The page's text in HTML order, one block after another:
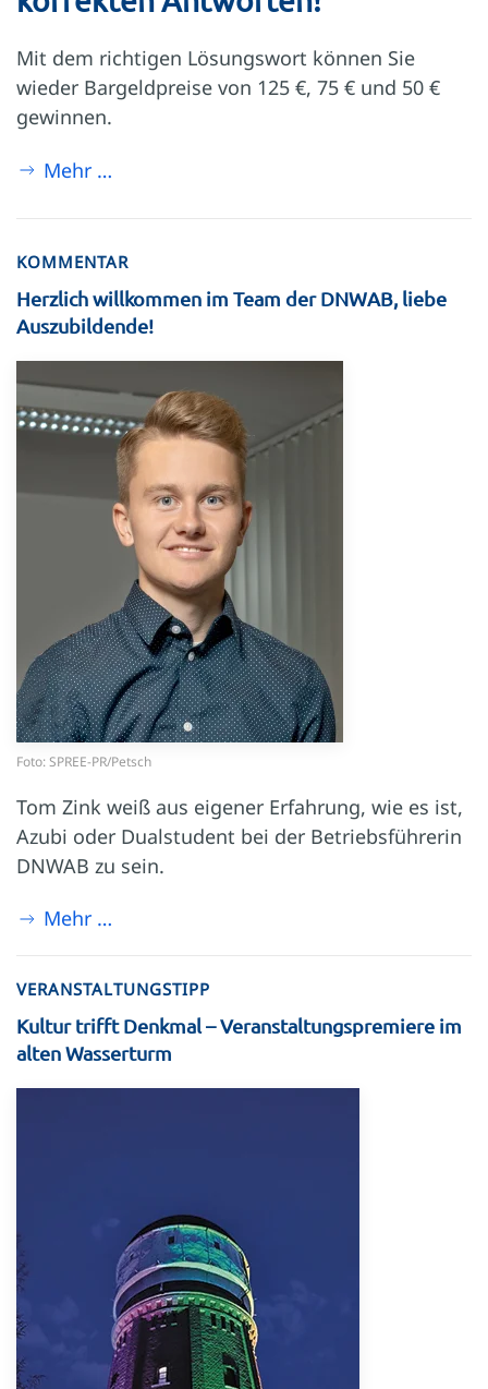
Mit dem richtigen Lösungswort können Sie
wieder Bargeldpreise von 125 €, 75 € und 50 €
gewinnen.
Mehr …
KOMMENTAR
Herzlich willkommen im Team der DNWAB, liebe
Auszubildende!
Foto: SPREE-PR/Petsch
Tom Zink weiß aus eigener Erfahrung, wie es ist,
Azubi oder Dualstudent bei der Betriebsführerin
DNWAB zu sein.
Mehr …
VERANSTALTUNGSTIPP
Kultur trifft Denkmal – Veranstaltungspremiere im
alten Wasserturm